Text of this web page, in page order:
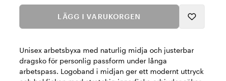
LÄGG I VARUKORGEN
Unisex arbetsbyxa med naturlig midja och justerbar
dragsko för personlig passform under långa
arbetspass. Logoband i midjan ger ett modernt uttryck